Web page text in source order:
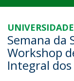
Semana da
Workshop
Integral